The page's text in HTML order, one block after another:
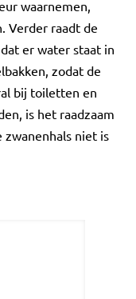
waarnemen,
Verder raadt de
er water staat in
zodat de
bij toiletten en
is het raadzaam
niet is